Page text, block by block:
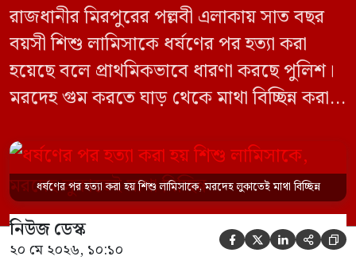
রাজধানীর মিরপুরের পল্লবী এলাকায় সাত বছর
বয়সী শিশু লামিসাকে ধর্ষণের পর হত্যা করা
হয়েছে বলে প্রাথমিকভাবে ধারণা করছে পুলিশ।
মরদেহ গুম করতে ঘাড় থেকে মাথা বিচ্ছিন্ন করা
চালানো হয় এই নৃশংস হত্যাকাণ্ডে পাশের ফ্ল্যাটের
ভাড়াটিয়া সোহেল রানা (৩০) ও তার স্ত্রী স্বপ্না
আক্তারকে (২৬) মাত্র ৭ ঘণ্টার […]
ধর্ষণের পর হত্যা করা হয় শিশু লামিসাকে, মরদেহ লুকাতেই মাথা বিচ্ছিন্ন
নিউজ ডেস্ক
২০ মে ২০২৬, ১০:১০     